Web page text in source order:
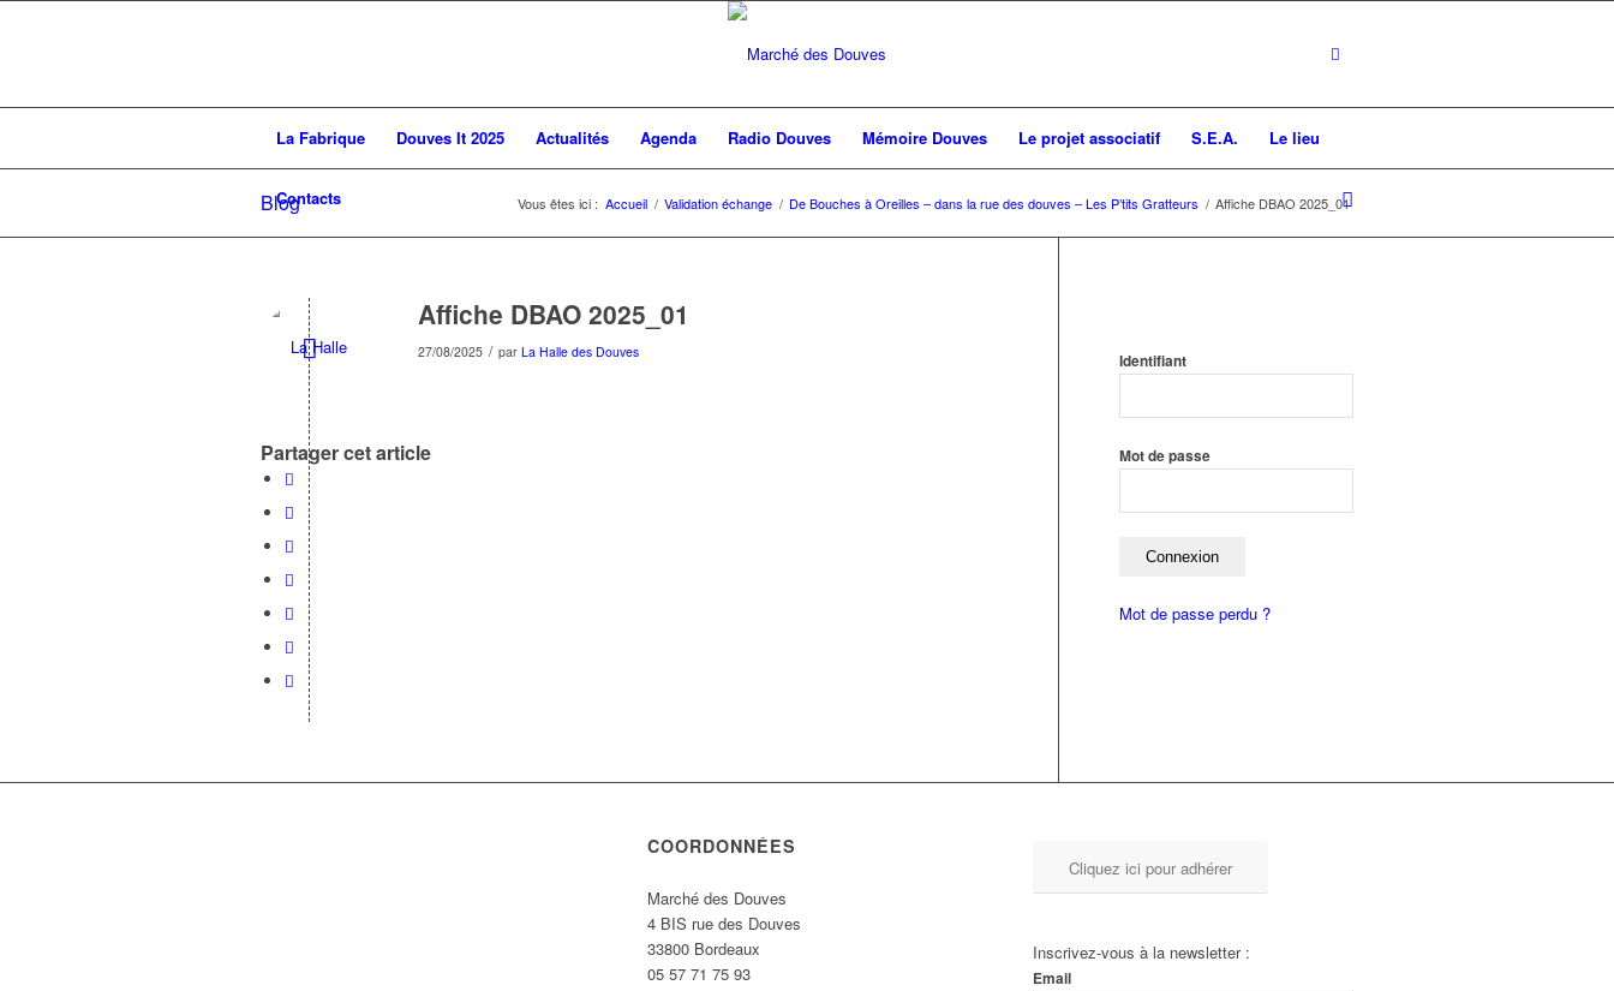
La Fabrique Douves It 2025 Actualités Agenda Radio Douves Mémoire Douves Le projet associatif S.E.A. Le lieu
Contacts
Blog Vous êtes ici : Accueil / Validation échange / De Bouches à Oreilles – dans la rue des douves – Les P’tits Gratteurs / Affiche DBAO 2025_01
Affiche DBAO 2025_01
27/08/2025 / par La Halle des Douves
Partager cet article
Identifiant
Mot de passe
Mot de passe perdu ?
COORDONNÉES
Marché des Douves
4 BIS rue des Douves
33800 Bordeaux
05 57 71 75 93
Cliquez ici pour adhérer
Inscrivez-vous à la newsletter :
Email